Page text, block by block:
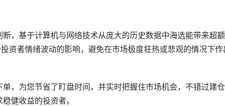
，基于计算机与网络技术从庞大的历史数据中海选能带来超
资者情绪波动的影响，避免在市场极度狂热或悲观的情况下作
，为您节省了盯盘时间，并实时把握住市场机会，不错过建仓
健收益的投资者。